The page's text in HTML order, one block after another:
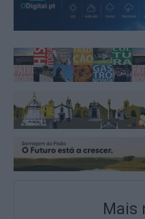
Mais